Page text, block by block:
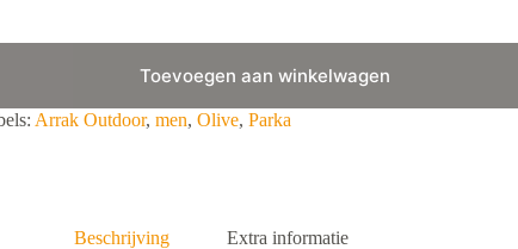
Toevoegen aan winkelwagen
Arrak Outdoor, men, Olive, Parka
Beschrijving Extra informatie